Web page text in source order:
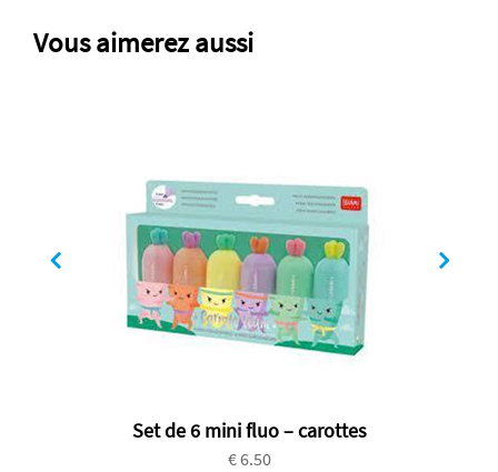
Vous aimerez aussi
Set de 6 mini fluo – carottes
€ 6.50